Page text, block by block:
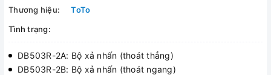
Thương hiệu:
ToTo
Tình trạng:
DB503R-2A: Bộ xả nhấn (thoát thẳng)
DB503R-2B: Bộ xả nhấn (thoát ngang)